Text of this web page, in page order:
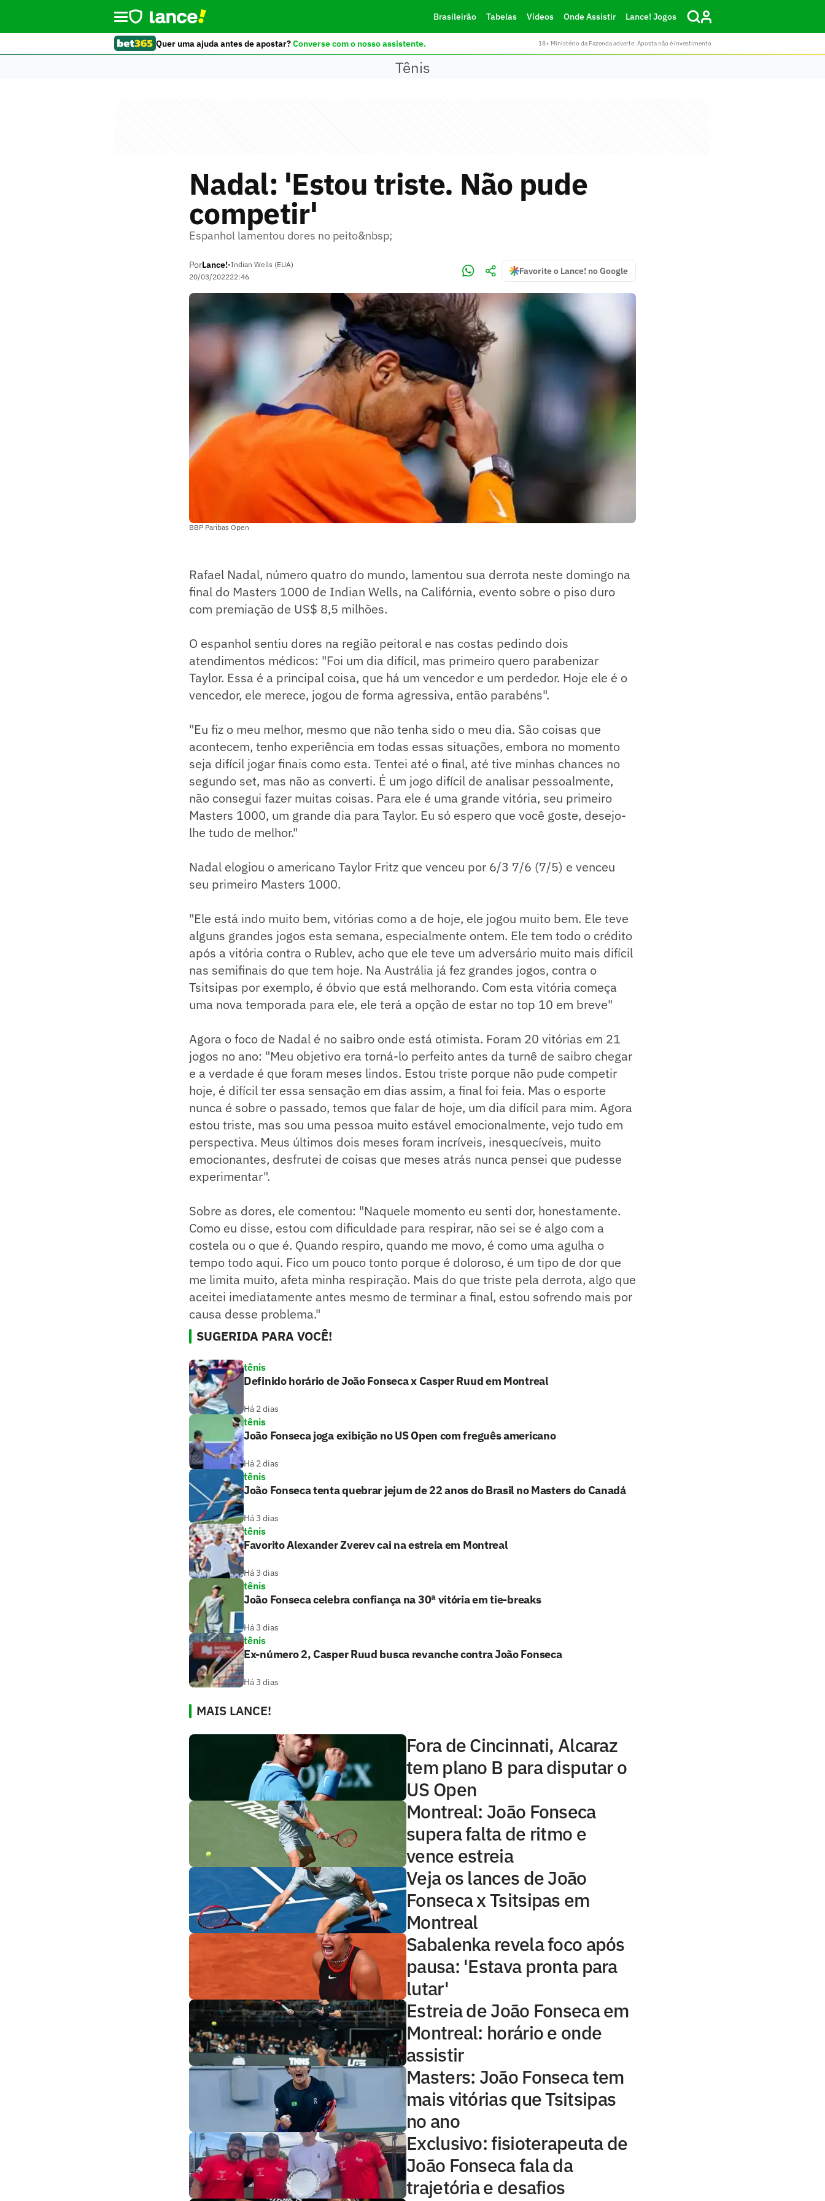
Brasileirão Tabelas Vídeos Onde Assistir Lance! Jogos
Quer uma ajuda antes de apostar?Converse com o nosso assistente. 18+ Ministério da Fazenda adverte: Aposta não é investimento
Tênis
Nadal: 'Estou triste. Não pude
competir'
Espanhol lamentou dores no peito&nbsp;
PorLance!•Indian Wells (EUA)
20/03/202222:46
Favorite o Lance! no Google
BBP Paribas Open
Rafael Nadal, número quatro do mundo, lamentou sua derrota neste domingo na
final do Masters 1000 de Indian Wells, na Califórnia, evento sobre o piso duro
com premiação de US$ 8,5 milhões.
O espanhol sentiu dores na região peitoral e nas costas pedindo dois
atendimentos médicos: "Foi um dia difícil, mas primeiro quero parabenizar
Taylor. Essa é a principal coisa, que há um vencedor e um perdedor. Hoje ele é o
vencedor, ele merece, jogou de forma agressiva, então parabéns".
"Eu fiz o meu melhor, mesmo que não tenha sido o meu dia. São coisas que
acontecem, tenho experiência em todas essas situações, embora no momento
seja difícil jogar finais como esta. Tentei até o final, até tive minhas chances no
segundo set, mas não as converti. É um jogo difícil de analisar pessoalmente,
não consegui fazer muitas coisas. Para ele é uma grande vitória, seu primeiro
Masters 1000, um grande dia para Taylor. Eu só espero que você goste, desejo-
lhe tudo de melhor."
Nadal elogiou o americano Taylor Fritz que venceu por 6/3 7/6 (7/5) e venceu
seu primeiro Masters 1000.
"Ele está indo muito bem, vitórias como a de hoje, ele jogou muito bem. Ele teve
alguns grandes jogos esta semana, especialmente ontem. Ele tem todo o crédito
após a vitória contra o Rublev, acho que ele teve um adversário muito mais difícil
nas semifinais do que tem hoje. Na Austrália já fez grandes jogos, contra o
Tsitsipas por exemplo, é óbvio que está melhorando. Com esta vitória começa
uma nova temporada para ele, ele terá a opção de estar no top 10 em breve"
Agora o foco de Nadal é no saibro onde está otimista. Foram 20 vitórias em 21
jogos no ano: "Meu objetivo era torná-lo perfeito antes da turnê de saibro chegar
e a verdade é que foram meses lindos. Estou triste porque não pude competir
hoje, é difícil ter essa sensação em dias assim, a final foi feia. Mas o esporte
nunca é sobre o passado, temos que falar de hoje, um dia difícil para mim. Agora
estou triste, mas sou uma pessoa muito estável emocionalmente, vejo tudo em
perspectiva. Meus últimos dois meses foram incríveis, inesquecíveis, muito
emocionantes, desfrutei de coisas que meses atrás nunca pensei que pudesse
experimentar".
Sobre as dores, ele comentou: "Naquele momento eu senti dor, honestamente.
Como eu disse, estou com dificuldade para respirar, não sei se é algo com a
costela ou o que é. Quando respiro, quando me movo, é como uma agulha o
tempo todo aqui. Fico um pouco tonto porque é doloroso, é um tipo de dor que
me limita muito, afeta minha respiração. Mais do que triste pela derrota, algo que
aceitei imediatamente antes mesmo de terminar a final, estou sofrendo mais por
causa desse problema."
SUGERIDA PARA VOCÊ!
tênis
Definido horário de João Fonseca x Casper Ruud em Montreal
Há 2 dias
tênis
João Fonseca joga exibição no US Open com freguês americano
Há 2 dias
tênis
João Fonseca tenta quebrar jejum de 22 anos do Brasil no Masters do Canadá
Há 3 dias
tênis
Favorito Alexander Zverev cai na estreia em Montreal
Há 3 dias
tênis
João Fonseca celebra confiança na 30ª vitória em tie-breaks
Há 3 dias
tênis
Ex-número 2, Casper Ruud busca revanche contra João Fonseca
Há 3 dias
MAIS LANCE!
Fora de Cincinnati, Alcaraz
tem plano B para disputar o
US Open
Montreal: João Fonseca
supera falta de ritmo e
vence estreia
Veja os lances de João
Fonseca x Tsitsipas em
Montreal
Sabalenka revela foco após
pausa: 'Estava pronta para
lutar'
Estreia de João Fonseca em
Montreal: horário e onde
assistir
Masters: João Fonseca tem
mais vitórias que Tsitsipas
no ano
Exclusivo: fisioterapeuta de
João Fonseca fala da
trajetória e desafios